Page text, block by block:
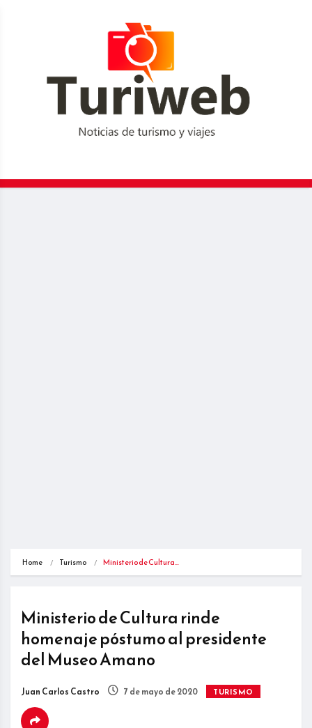
Home Turismo Ministerio de Cultura…
Ministerio de Cultura rinde
homenaje póstumo al presidente
del Museo Amano
Juan Carlos Castro 7 de mayo de 2020 TURISMO